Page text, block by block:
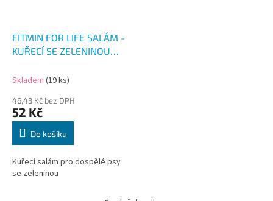
FITMIN FOR LIFE SALÁM -
KUŘECÍ SE ZELENINOU
Skladem (19 ks)
46,43 Kč bez DPH
52 Kč
Do košíku
Kuřecí salám pro dospělé psy
se zeleninou